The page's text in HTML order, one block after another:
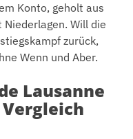
Konto, geholt aus
Niederlagen. Will die
zurück,
Wenn und Aber.
Lausanne